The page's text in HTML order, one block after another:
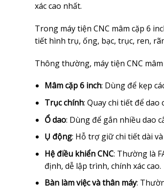
xác cao nhất.
Trong máy tiện CNC mâm cặp 6
tiết hình trụ, ống, bạc, trục, ren,
Thông thường, máy tiện CNC
Mâm cặp 6 inch: Dùng để kẹp
Trục chính: Quay chi tiết để
Ổ dao: Dùng để gắn nhiều dao
Ụ động: Hỗ trợ giữ chi tiết dài
Hệ điều khiển CNC: Thường là
định, dễ lập trình, chính xác cao.
Bàn làm việc và thân máy: